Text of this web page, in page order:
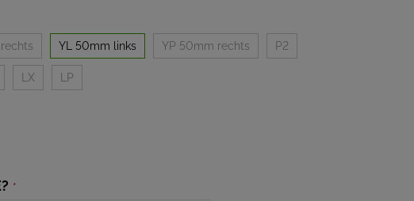
YL 50mm links YP 50mm rechts P2
LX LP
*